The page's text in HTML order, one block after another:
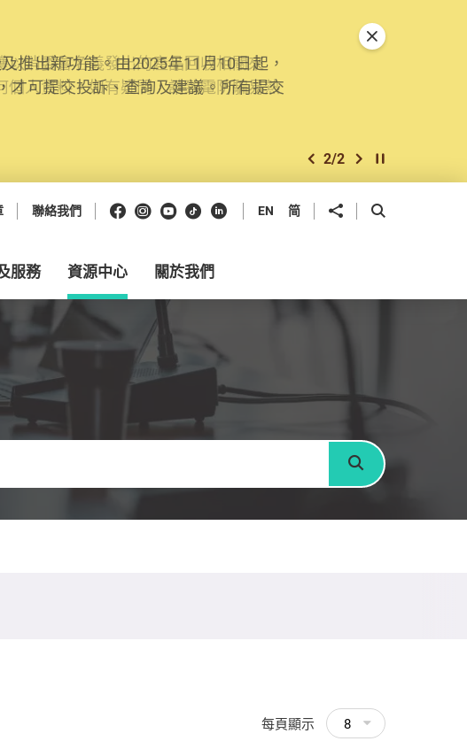
推出新功能。由2025年11月10日起，
才可提交投訴、查詢及建議。所有提交
上一個
2/2 下一個開始/暫停幻燈
關閉特別通告
聯絡我們 Facebook
Instagram
Youtube
抖音領英 EN 简 分享到 開啟搜尋框
服務 資源中心 關於我們
搜尋
每頁顯示 8